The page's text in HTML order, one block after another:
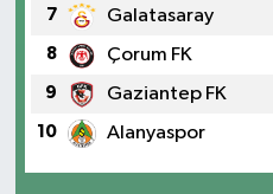
7 Galatasaray
8 Çorum FK
9 Gaziantep FK
10 Alanyaspor